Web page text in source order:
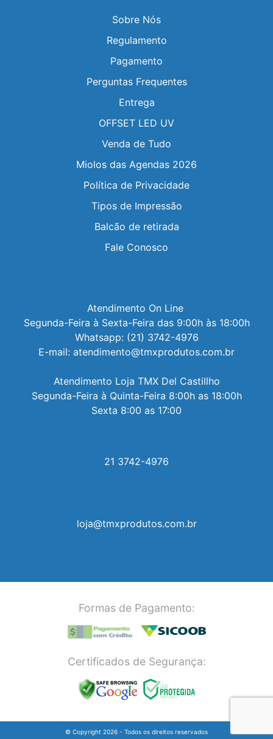
Sobre Nós
Regulamento
Pagamento
Perguntas Frequentes
Entrega
OFFSET LED UV
Venda de Tudo
Miolos das Agendas 2026
Política de Privacidade
Tipos de Impressão
Balcão de retirada
Fale Conosco
Atendimento On Line
Segunda-Feira à Sexta-Feira das 9:00h às 18:00h
Whatsapp: (21) 3742-4976
E-mail: atendimento@tmxprodutos.com.br
Atendimento Loja TMX Del Castillho
Segunda-Feira à Quinta-Feira 8:00h as 18:00h
Sexta 8:00 as 17:00
21 3742-4976
loja@tmxprodutos.com.br
Formas de Pagamento:
Certificados de Segurança:
© Copyright 2026 - Todos os direitos reservados